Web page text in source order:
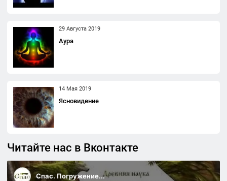
29 Августа 2019
Аура
14 Мая 2019
Ясновидение
Читайте нас в Вконтакте
Спас. Погружение...